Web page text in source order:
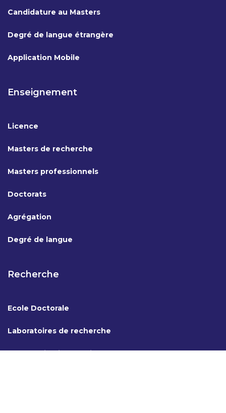
Candidature au Masters
Degré de langue étrangère
Application Mobile
Enseignement
Licence
Masters de recherche
Masters professionnels
Doctorats
Agrégation
Degré de langue
Recherche
Ecole Doctorale
Laboratoires de recherche
Coopération internationale